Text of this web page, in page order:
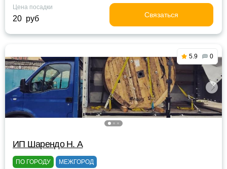
Цена посадки
20 руб Связаться
5.9 0
ИП Шарендо Н. А
ПО ГОРОДУ МЕЖГОРОД